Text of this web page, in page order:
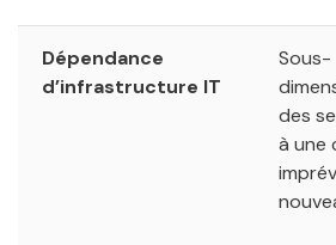
Dépendance
d’infrastructure IT
Sous-
des
à une